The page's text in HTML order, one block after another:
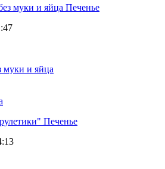
Печенье
муки и яйца
Печенье